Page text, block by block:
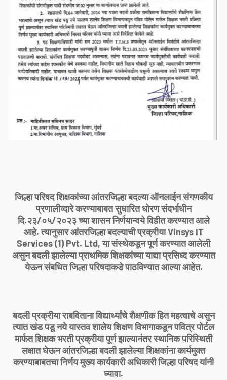
जिल्हा परिषद शिक्षकांच्या आंतरजिल्हा बदल्या ऑनलाईन संगणकीय
प्रणालीव्दारे करण्याबाबत सुधारित धोरण संदर्भाधीन
दि.२३/०५/२०२३ च्या शासन निर्णयान्वये विहीत करण्यात आले
आहे. त्यानुसार आंतरजिल्हा बदल्याची प्रक्रीया Vinsys IT
Services (1) Pvt. Ltd, या संस्थेकडून पूर्ण करण्यात आलेली
असुन बदली झालेल्या प्राथमिक शिक्षकांच्या याद्या प्रसिध्द करण्यात
येऊन संबधित जिल्हा परिषदाकडे पाठविण्यात आल्या आहेत.
बदली प्रक्रीया राबविताना विद्यार्थ्यांचे शैक्षणीक हित महत्वाचे असुन
त्यात खंड पडू नये यास्तव शालेय शिक्षण विभागाकडून पवित्र पोर्टल
मार्फत शिक्षक भरती प्रक्रीया पूर्ण झाल्यानंतर स्थानिक परिस्थिती
लक्षात घेऊन आंतरजिल्हा बदली झालेल्या शिक्षकांना कार्यमुक्त
करण्याबाबतचा निर्णय मुख्य कार्यकारी अधिकारी जिल्हा परिषद यांनी
घ्यावा.